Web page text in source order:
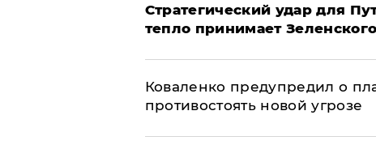
Стратегический удар для
тепло принимает
Коваленко предупредил о
противостоять новой угрозе